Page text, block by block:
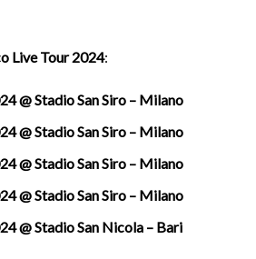
Live Tour 2024:
@ Stadio San Siro – Milano
@ Stadio San Siro – Milano
@ Stadio San Siro – Milano
@ Stadio San Siro – Milano
@ Stadio San Nicola – Bari